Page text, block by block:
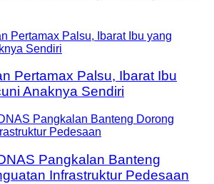
Pertamax Palsu, Ibarat Ibu
Anaknya Sendiri
Pangkalan Banteng
Infrastruktur Pedesaan